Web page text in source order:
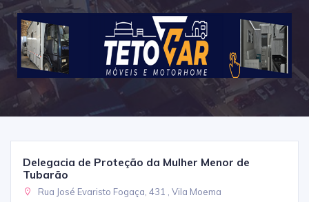
Delegacia de Proteção da Mulher Menor de
Tubarão
Rua José Evaristo Fogaça, 431 , Vila Moema